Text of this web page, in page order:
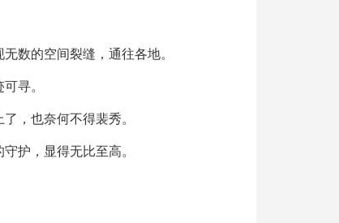
数的空间裂缝，通往各地。
寻。
，也奈何不得裴秀。
护，显得无比至高。